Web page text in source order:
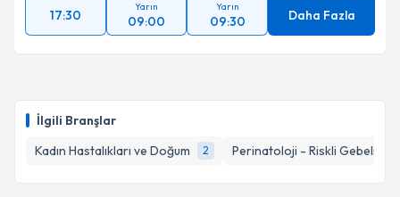
İlgili Branşlar
Kadın Hastalıkları ve Doğum
2 Perinatoloji - Riskli Gebelikler
17:30
Yarın
09:00
Yarın
09:30 Daha Fazla